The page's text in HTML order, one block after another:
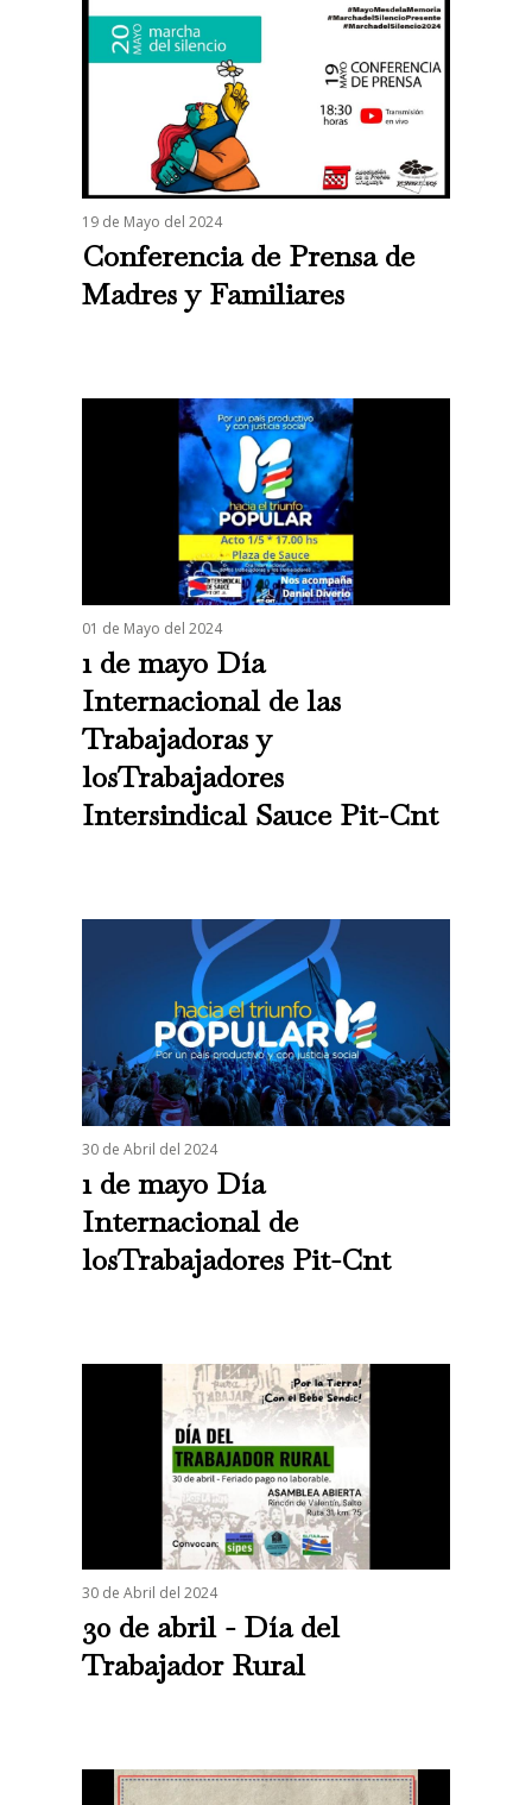
19 de Mayo del 2024
Conferencia de Prensa de
Madres y Familiares
01 de Mayo del 2024
1 de mayo Día
Internacional de las
Trabajadoras y
losTrabajadores
Intersindical Sauce Pit-Cnt
30 de Abril del 2024
1 de mayo Día
Internacional de
losTrabajadores Pit-Cnt
30 de Abril del 2024
30 de abril - Día del
Trabajador Rural